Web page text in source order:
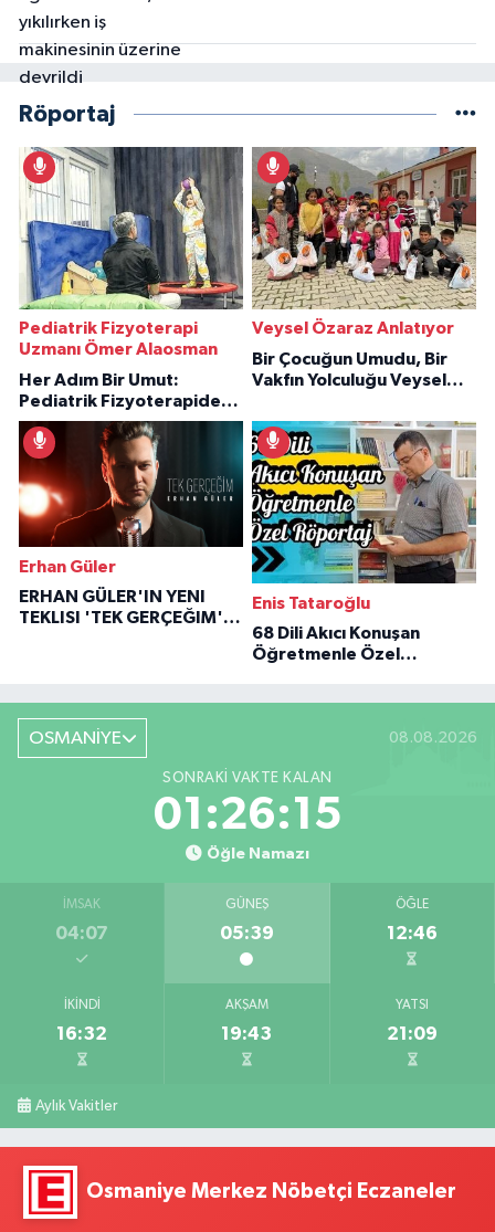
Röportaj
Pediatrik Fizyoterapi
Uzmanı Ömer Alaosman
Her Adım Bir Umut:
Pediatrik Fizyoterapiden
İlham Veren Hikâyeler
Veysel Özaraz Anlatıyor
Bir Çocuğun Umudu, Bir
Vakfın Yolculuğu Veysel
Erhan Güler
ERHAN GÜLER'IN YENI
TEKLISI 'TEK GERÇEĞIM'LE
Enis Tataroğlu
68 Dili Akıcı Konuşan
Öğretmenle Özel
OSMANİYE 08.08.2026
SONRAKI VAKTE KALAN
01:26:14
Öğle Namazı
İMSAK
04:07
GÜNEŞ
05:39
ÖĞLE
12:46
İKINDI
16:32
AKŞAM
19:43
YATSI
21:09
Aylık Vakitler
Osmaniye Merkez Nöbetçi Eczaneler